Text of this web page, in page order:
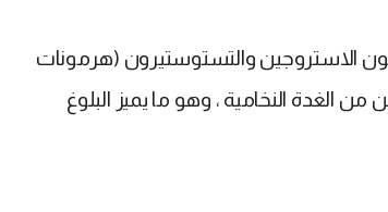
الاستروجين والتستوستيرون (هرمونات
الغدة النخامية ، وهو ما يميز البلوغ